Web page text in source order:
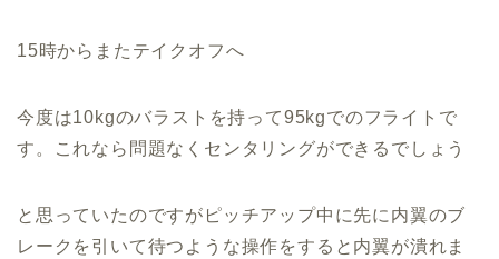
15時からまたテイクオフへ
今度は10kgのバラストを持って95kgでのフライトで
す。これなら問題なくセンタリングができるでしょう
と思っていたのですがピッチアップ中に先に内翼のブ
レークを引いて待つような操作をすると内翼が潰れま